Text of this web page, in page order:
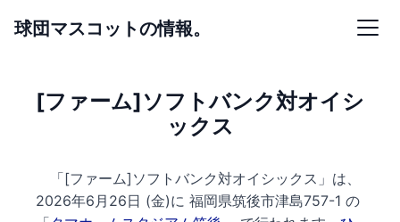
球団マスコットの情報。
[ファーム]ソフトバンク対オイシ
ックス
「[ファーム]ソフトバンク対オイシックス」は、
2026年6月26日 (金)に 福岡県筑後市津島757-1 の